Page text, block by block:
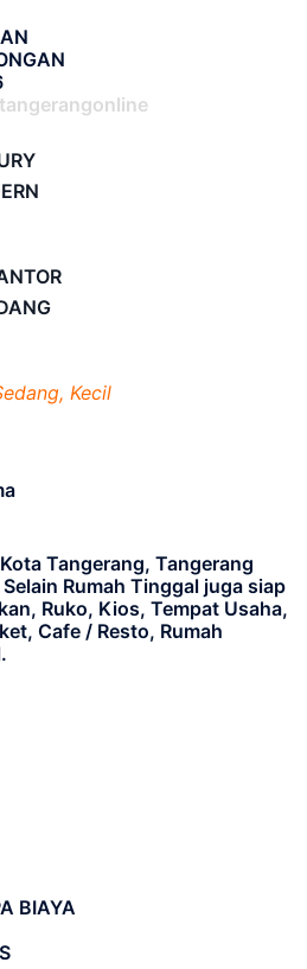
Kecil
Tangerang, Tangerang
Selain Rumah Tinggal juga siap
Ruko, Kios, Tempat Usaha,
Cafe / Resto, Rumah
BIAYA